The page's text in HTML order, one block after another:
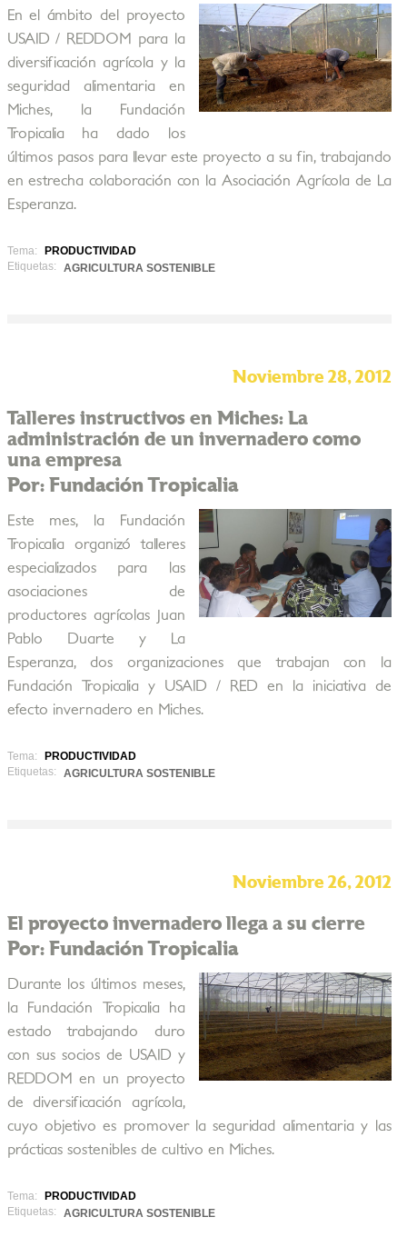
En el ámbito del proyecto
USAID / REDDOM para la
diversificación agrícola y la
seguridad alimentaria en
Miches, la Fundación
Tropicalia ha dado los
últimos pasos para llevar este proyecto a su fin, trabajando
en estrecha colaboración con la Asociación Agrícola de La
Esperanza.
Tema:
PRODUCTIVIDAD
Etiquetas:
AGRICULTURA SOSTENIBLE
Noviembre 28, 2012
Talleres instructivos en Miches: La
administración de un invernadero como
una empresa
Por: Fundación Tropicalia
Este mes, la Fundación
Tropicalia organizó talleres
especializados para las
asociaciones de
productores agrícolas Juan
Pablo Duarte y La
Esperanza, dos organizaciones que trabajan con la
Fundación Tropicalia y USAID / RED en la iniciativa de
efecto invernadero en Miches.
Tema:
PRODUCTIVIDAD
Etiquetas:
AGRICULTURA SOSTENIBLE
Noviembre 26, 2012
El proyecto invernadero llega a su cierre
Por: Fundación Tropicalia
Durante los últimos meses,
la Fundación Tropicalia ha
estado trabajando duro
con sus socios de USAID y
REDDOM en un proyecto
de diversificación agrícola,
cuyo objetivo es promover la seguridad alimentaria y las
prácticas sostenibles de cultivo en Miches.
Tema:
PRODUCTIVIDAD
Etiquetas:
AGRICULTURA SOSTENIBLE